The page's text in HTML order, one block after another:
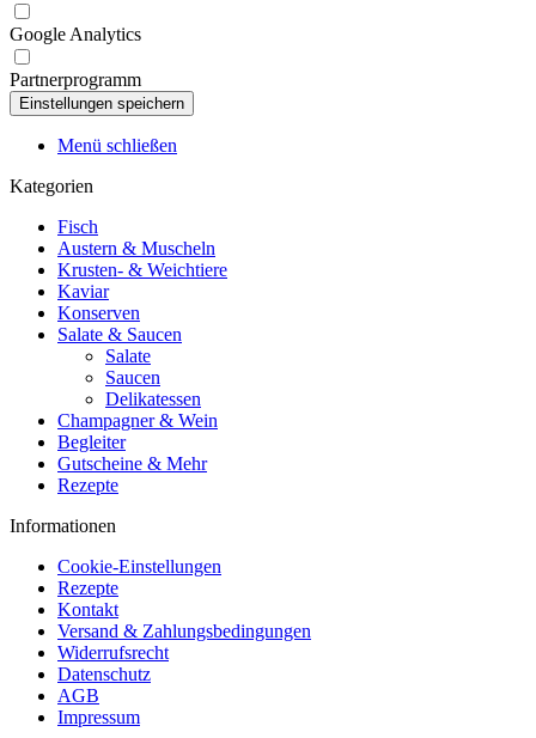
Google Analytics
Partnerprogramm
Menü schließen
Kategorien
Fisch
Austern & Muscheln
Krusten- & Weichtiere
Kaviar
Konserven
Salate & Saucen
Salate
Saucen
Delikatessen
Champagner & Wein
Begleiter
Gutscheine & Mehr
Rezepte
Informationen
Cookie-Einstellungen
Rezepte
Kontakt
Versand & Zahlungsbedingungen
Widerrufsrecht
Datenschutz
AGB
Impressum